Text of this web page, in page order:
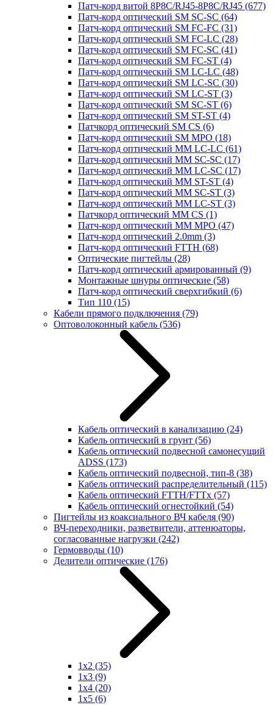
Патч-корд витой 8P8C/RJ45-8P8C/RJ45 (677)
Патч-корд оптический SM SC-SC (64)
Патч-корд оптический SM FC-FC (31)
Патч-корд оптический SM FC-LC (28)
Патч-корд оптический SM FC-SC (41)
Патч-корд оптический SM FC-ST (4)
Патч-корд оптический SM LC-LC (48)
Патч-корд оптический SM LC-SC (30)
Патч-корд оптический SM LC-ST (3)
Патч-корд оптический SM SC-ST (6)
Патч-корд оптический SM ST-ST (4)
Патчкорд оптический SM CS (6)
Патч-корд оптический SM MPO (18)
Патч-корд оптический MM LC-LC (61)
Патч-корд оптический MM SC-SC (17)
Патч-корд оптический MM LC-SC (17)
Патч-корд оптический MM ST-ST (4)
Патч-корд оптический MM SC-ST (3)
Патч-корд оптический MM LC-ST (3)
Патчкорд оптический MM CS (1)
Патч-корд оптический MM MPO (47)
Патч-корд оптический 2.0mm (3)
Патч-корд оптический FTTH (68)
Оптические пигтейлы (28)
Патч-корд оптический армированный (9)
Монтажные шнуры оптические (58)
Патч-корд оптический сверхгибкий (6)
Тип 110 (15)
Кабели прямого подключения (79)
Оптоволоконный кабель (536)
Кабель оптический в канализацию (24)
Кабель оптический в грунт (56)
Кабель оптический подвесной самонесущий
ADSS (173)
Кабель оптический подвесной, тип-8 (38)
Кабель оптический распределительный (115)
Кабель оптический FTTH/FTTx (57)
Кабель оптический огнестойкий (54)
Пигтейлы из коаксиального ВЧ кабеля (90)
ВЧ-переходники, разветвители, аттенюаторы,
согласованные нагрузки (242)
Гермовводы (10)
Делители оптические (176)
1x2 (35)
1x3 (9)
1x4 (20)
1x5 (6)